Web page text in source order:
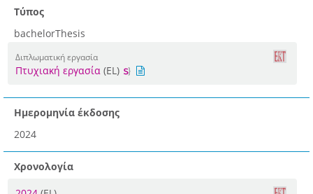
Τύπος
bachelorThesis
Διπλωματική εργασία
Πτυχιακή εργασία (EL)
Ημερομηνία έκδοσης
2024
Χρονολογία